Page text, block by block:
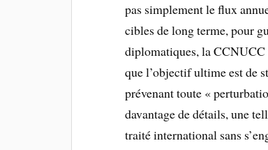
pas simplement le flux
cibles de long terme, pour
diplomatiques, la CCNUCC
que l’objectif ultime est de
prévenant toute «
davantage de détails, une
traité international sans